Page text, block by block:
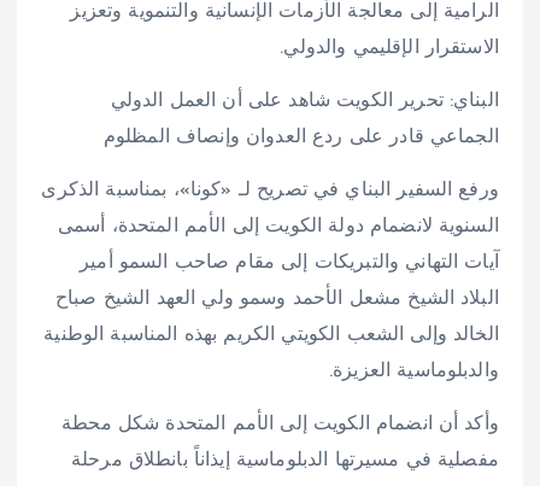
الرامية إلى معالجة الأزمات الإنسانية والتنموية وتعزيز
الاستقرار الإقليمي والدولي.
البناي: تحرير الكويت شاهد على أن العمل الدولي
الجماعي قادر على ردع العدوان وإنصاف المظلوم
ورفع السفير البناي في تصريح لـ «كونا»، بمناسبة الذكرى
السنوية لانضمام دولة الكويت إلى الأمم المتحدة، أسمى
آيات التهاني والتبريكات إلى مقام صاحب السمو أمير
البلاد الشيخ مشعل الأحمد وسمو ولي العهد الشيخ صباح
الخالد وإلى الشعب الكويتي الكريم بهذه المناسبة الوطنية
والدبلوماسية العزيزة.
وأكد أن انضمام الكويت إلى الأمم المتحدة شكل محطة
مفصلية في مسيرتها الدبلوماسية إيذاناً بانطلاق مرحلة